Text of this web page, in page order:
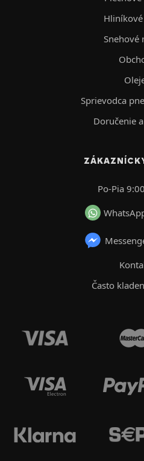
Snehové
Sprievodca
Doručenie
Po-Pia
Často